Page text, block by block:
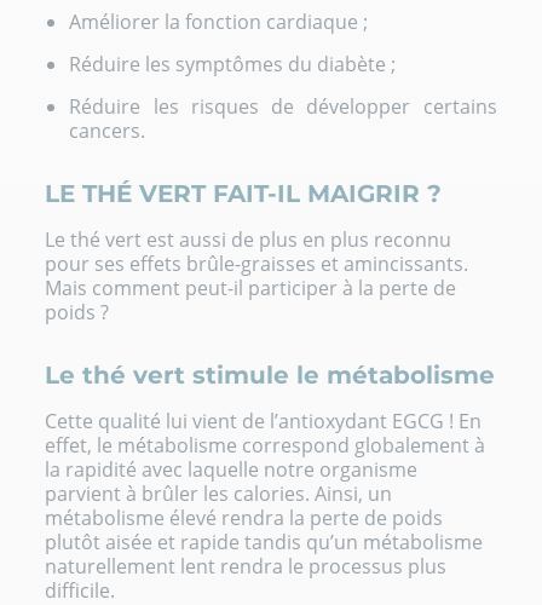
Améliorer la fonction cardiaque ;
Réduire les symptômes du diabète ;
Réduire les risques de développer certains
cancers.
LE THÉ VERT FAIT-IL MAIGRIR ?
Le thé vert est aussi de plus en plus reconnu
pour ses effets brûle-graisses et amincissants.
Mais comment peut-il participer à la perte de
poids ?
Le thé vert stimule le métabolisme
Cette qualité lui vient de l’antioxydant EGCG ! En
effet, le métabolisme correspond globalement à
la rapidité avec laquelle notre organisme
parvient à brûler les calories. Ainsi, un
métabolisme élevé rendra la perte de poids
plutôt aisée et rapide tandis qu’un métabolisme
naturellement lent rendra le processus plus
difficile.